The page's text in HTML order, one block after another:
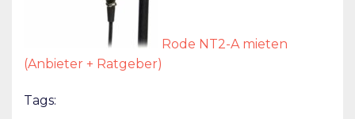
Rode NT2-A mieten
(Anbieter + Ratgeber)
Tags: